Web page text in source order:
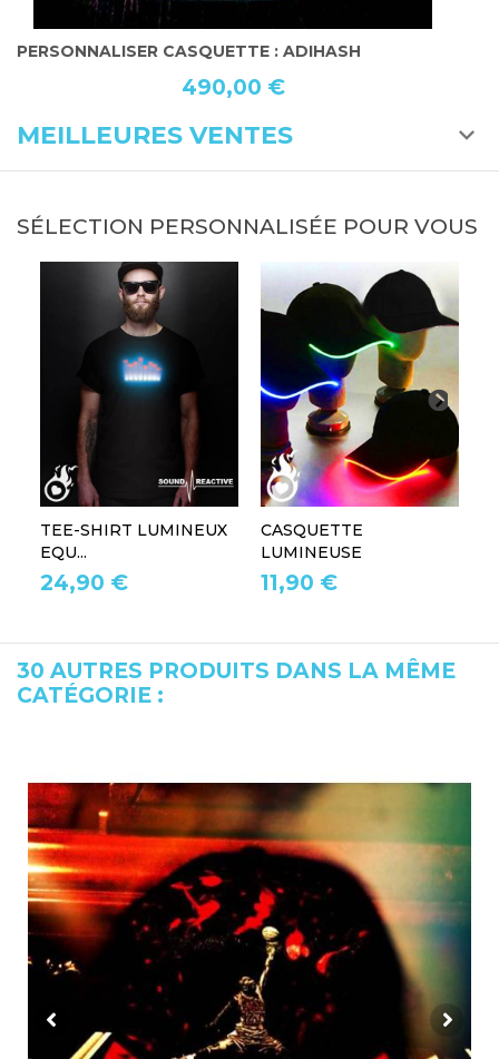
PERSONNALISER CASQUETTE : ADIHASH
490,00 €
MEILLEURES VENTES
SÉLECTION PERSONNALISÉE POUR VOUS
TEE-SHIRT LUMINEUX
EQU...
24,90 €
CASQUETTE
LUMINEUSE
11,90 €
30 AUTRES PRODUITS DANS LA MÊME
CATÉGORIE :